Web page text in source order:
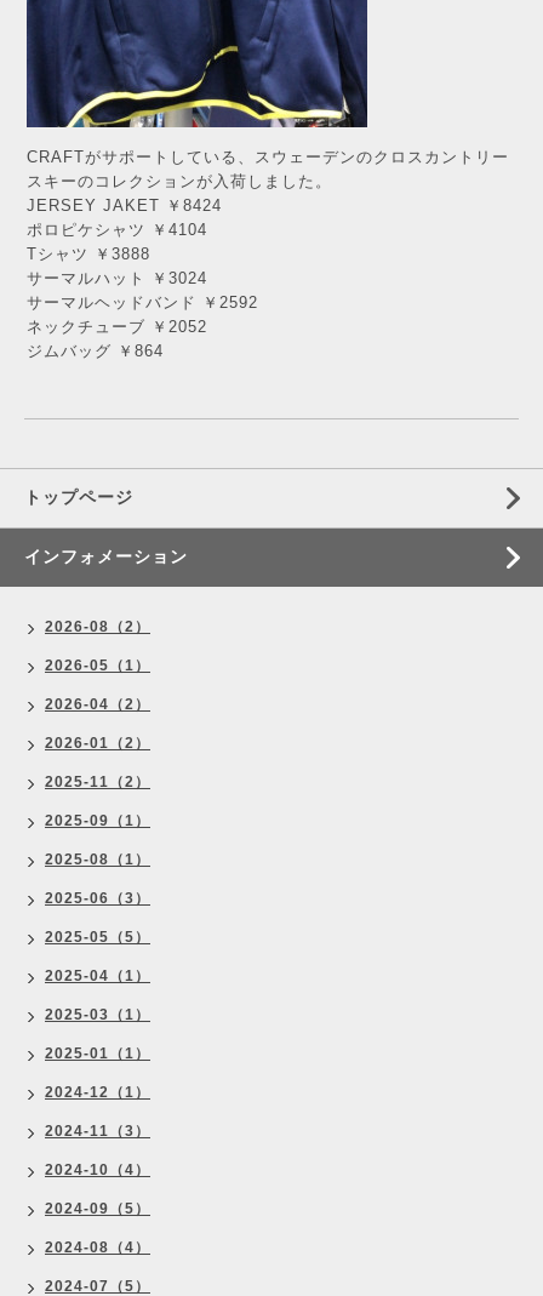
CRAFTがサポートしている、スウェーデンのクロスカントリー
スキーのコレクションが入荷しました。
JERSEY JAKET ￥8424
ポロピケシャツ ￥4104
Tシャツ ￥3888
サーマルハット ￥3024
サーマルヘッドバンド ￥2592
ネックチューブ ￥2052
ジムバッグ ￥864
トップページ
インフォメーション
2026-08（2）
2026-05（1）
2026-04（2）
2026-01（2）
2025-11（2）
2025-09（1）
2025-08（1）
2025-06（3）
2025-05（5）
2025-04（1）
2025-03（1）
2025-01（1）
2024-12（1）
2024-11（3）
2024-10（4）
2024-09（5）
2024-08（4）
2024-07（5）